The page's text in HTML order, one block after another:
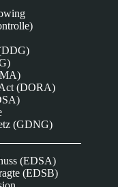
(DORA)
(GDNG)
(EDSA)
(EDSB)